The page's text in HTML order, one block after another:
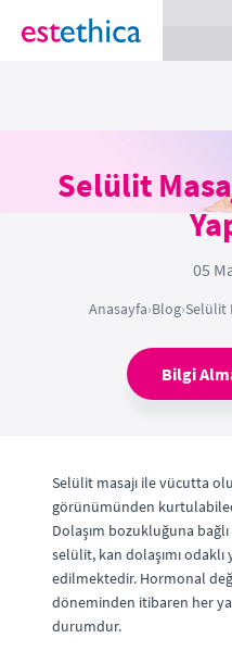
section Service {
Selülit
05
Anasayfa›Blog›Selülit
Bilgi
Selülit masajı ile vücutta
görünümünden
Dolaşım bozukluğuna
selülit, kan dolaşımı
edilmektedir. Hormonal
döneminden itibaren her
durumdur.